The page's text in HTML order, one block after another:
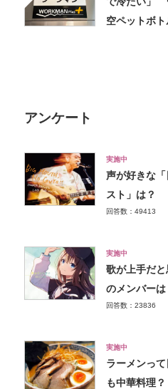
空ペットボ
アンケート
実施中
声が好きな「
スト」は？
回答数：49413
実施中
歌が上手だ
のメンバーは
回答数：23836
実施中
ラーメンっ
も中華料理？